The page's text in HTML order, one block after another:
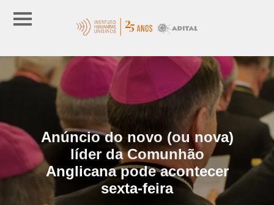
Anúncio do novo (ou nova)
líder da Comunhão
Anglicana pode acontecer
sexta-feira